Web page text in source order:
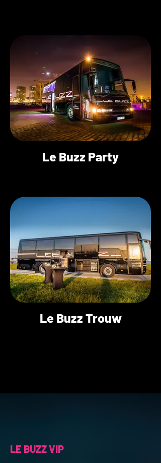
Le Buzz Party
Le Buzz Trouw
LE BUZZ VIP